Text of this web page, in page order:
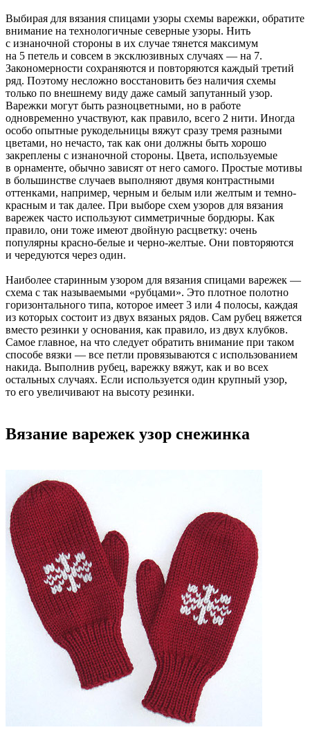
Выбирая для вязания спицами узоры схемы варежки, обратите
внимание на технологичные северные узоры. Нить
с изнаночной стороны в их случае тянется максимум
на 5 петель и совсем в эксклюзивных случаях — на 7.
Закономерности сохраняются и повторяются каждый третий
ряд. Поэтому несложно восстановить без наличия схемы
только по внешнему виду даже самый запутанный узор.
Варежки могут быть разноцветными, но в работе
одновременно участвуют, как правило, всего 2 нити. Иногда
особо опытные рукодельницы вяжут сразу тремя разными
цветами, но нечасто, так как они должны быть хорошо
закреплены с изнаночной стороны. Цвета, используемые
в орнаменте, обычно зависят от него самого. Простые мотивы
в большинстве случаев выполняют двумя контрастными
оттенками, например, черным и белым или желтым и темно-
красным и так далее. При выборе схем узоров для вязания
варежек часто используют симметричные бордюры. Как
правило, они тоже имеют двойную расцветку: очень
популярны красно-белые и черно-желтые. Они повторяются
и чередуются через один.
Наиболее старинным узором для вязания спицами варежек —
схема с так называемыми «рубцами». Это плотное полотно
горизонтального типа, которое имеет 3 или 4 полосы, каждая
из которых состоит из двух вязаных рядов. Сам рубец вяжется
вместо резинки у основания, как правило, из двух клубков.
Самое главное, на что следует обратить внимание при таком
способе вязки — все петли провязываются с использованием
накида. Выполнив рубец, варежку вяжут, как и во всех
остальных случаях. Если используется один крупный узор,
то его увеличивают на высоту резинки.
Вязание варежек узор снежинка